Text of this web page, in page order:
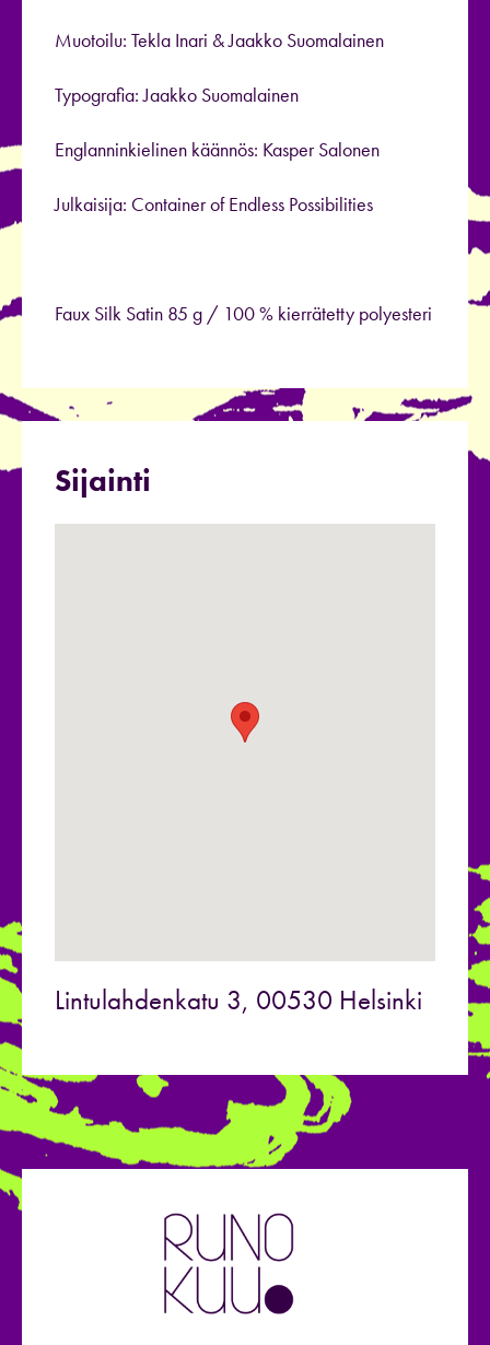
Muotoilu: Tekla Inari & Jaakko Suomalainen
Typografia: Jaakko Suomalainen
Englanninkielinen käännös: Kasper Salonen
Julkaisija: Container of Endless Possibilities
Faux Silk Satin 85 g / 100 % kierrätetty polyesteri
Sijainti
Lintulahdenkatu 3, 00530 Helsinki